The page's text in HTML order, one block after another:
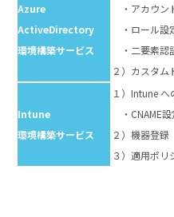
Azure
ActiveDirectory
環境構築サービス
・アカウン
・ロール設
・⼆要素認
２）カスタム
Intune
環境構築サービス
１）Intune へ
・CNAME
２）機器登録
３）適⽤ポリ